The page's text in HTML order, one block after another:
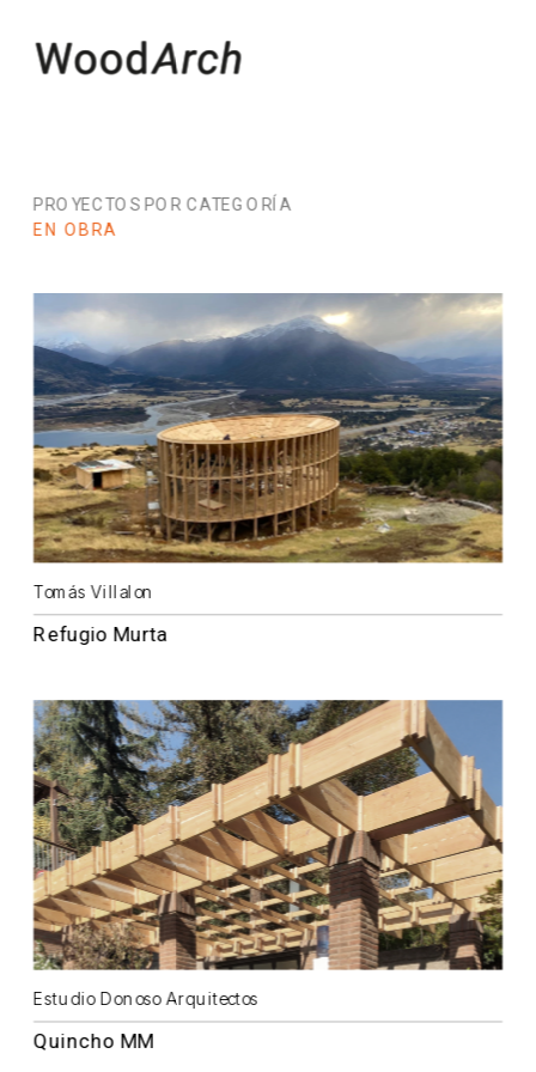
PROYECTOS POR CATEGORÍA
EN OBRA
Tomás Villalon
Refugio Murta
Estudio Donoso Arquitectos
Quincho MM